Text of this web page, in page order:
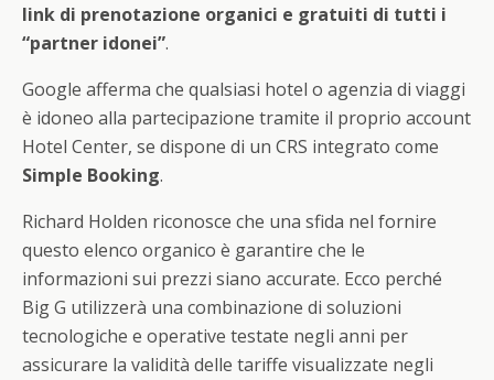
link di prenotazione organici e gratuiti di tutti i
“partner idonei”.
Google afferma che qualsiasi hotel o agenzia di viaggi
è idoneo alla partecipazione tramite il proprio account
Hotel Center, se dispone di un CRS integrato come
Simple Booking.
Richard Holden riconosce che una sfida nel fornire
questo elenco organico è garantire che le
informazioni sui prezzi siano accurate. Ecco perché
Big G utilizzerà una combinazione di soluzioni
tecnologiche e operative testate negli anni per
assicurare la validità delle tariffe visualizzate negli